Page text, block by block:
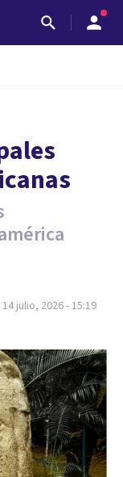
14 julio, 2026 - 15:19